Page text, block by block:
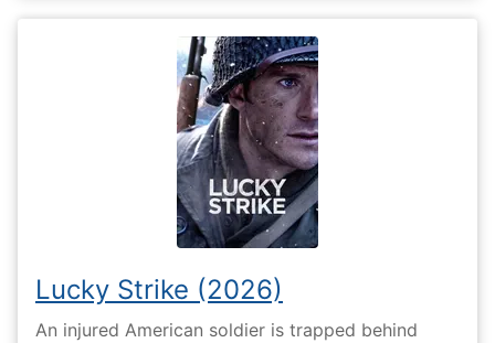
Lucky Strike (2026)
An injured American soldier is trapped behind